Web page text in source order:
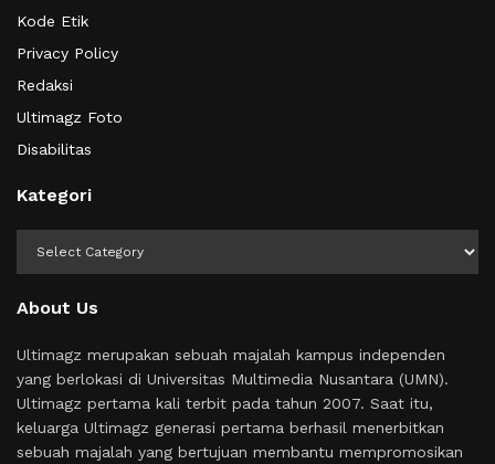
Kode Etik
Privacy Policy
Redaksi
Ultimagz Foto
Disabilitas
Kategori
About Us
Ultimagz merupakan sebuah majalah kampus independen
yang berlokasi di Universitas Multimedia Nusantara (UMN).
Ultimagz pertama kali terbit pada tahun 2007. Saat itu,
keluarga Ultimagz generasi pertama berhasil menerbitkan
sebuah majalah yang bertujuan membantu mempromosikan